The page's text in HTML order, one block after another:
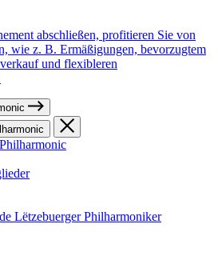
abschließen, profitieren Sie von
wie z. B. Ermäßigungen, bevorzugtem
und flexibleren
Lëtzebuerger Philharmoniker